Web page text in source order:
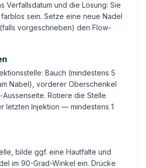
Verfallsdatum und die Lösung: Sie
sein. Setze eine neue Nadel
vorgeschrieben) den Flow-
Bauch (mindestens 5
Nabel), vorderer Oberschenkel
Rotiere die Stelle
letzten Injektion — mindestens 1
bilde ggf. eine Hautfalte und
im 90-Grad-Winkel ein. Drücke